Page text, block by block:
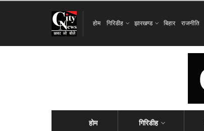
होम गिरिडीह झारखण्ड बिहार राजनीति
होम गिरिडीह